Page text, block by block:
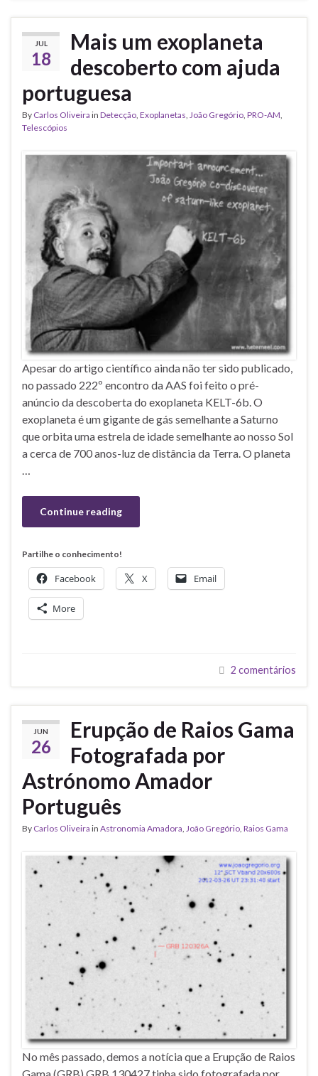
JUL
18
Mais um exoplaneta
descoberto com ajuda
portuguesa
By Carlos Oliveira in Detecção Exoplanetas João Gregório PRO-AM
Telescópios
Apesar do artigo científico ainda não ter sido publicado,
no passado 222º encontro da AAS foi feito o pré-
anúncio da descoberta do exoplaneta KELT-6b. O
exoplaneta é um gigante de gás semelhante a Saturno
que orbita uma estrela de idade semelhante ao nosso Sol
a cerca de 700 anos-luz de distância da Terra. O planeta
…
Continue reading
Partilhe o conhecimento!
Facebook X Email
More
2 comentários
JUN
26
Erupção de Raios Gama
Fotografada por
Astrónomo Amador
Português
By Carlos Oliveira in Astronomia Amadora, João Gregório, Raios Gama
No mês passado, demos a notícia que a Erupção de Raios